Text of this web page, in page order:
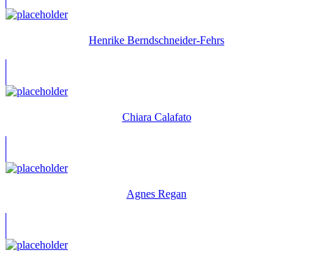
Henrike Berndschneider-Fehrs
Chiara Calafato
Agnes Regan